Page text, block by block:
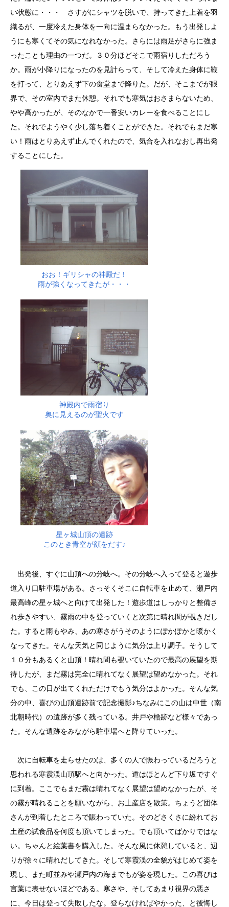
い状態に・・・ さすがにシャツを脱いで、持ってきた上着を羽
織るが、一度冷えた身体を一向に温まらなかった。もう出発しよ
うにも寒くてその気になれなかった。さらには雨足がさらに強ま
ったことも理由の一つだ。３０分ほどそこで雨宿りしただろう
か。雨が小降りになったのを見計らって、そして冷えた身体に鞭
を打って、とりあえず下の食堂まで降りた。だが、そこまでが眼
界で、その室内でまた休憩。それでも寒気はおさまらないため、
やや高かったが、そのなかで一番安いカレーを食べることにし
た。それでようやく少し落ち着くことができた。それでもまだ寒
い！雨はとりあえず止んでくれたので、気合を入れなおし再出発
することにした。
おお！ギリシャの神殿だ！
雨が強くなってきたが・・・
神殿内で雨宿り
奥に見えるのが聖火です
星ヶ城山頂の遺跡
このとき青空が顔をだす♪
出発後、すぐに山頂への分岐へ。その分岐へ入って登ると遊歩
道入り口駐車場がある。さっそくそこに自転車を止めて、瀬戸内
最高峰の星ヶ城へと向けて出発した！遊歩道はしっかりと整備さ
れ歩きやすい、霧雨の中を登っていくと次第に晴れ間が覗きだし
た。すると雨もやみ、あの寒さがうそのようにぽかぽかと暖かく
なってきた。そんな天気と同じように気分は上り調子。そうして
１０分もあるくと山頂！晴れ間も覗いていたので最高の展望を期
待したが、まだ霧は完全に晴れてなく展望は望めなかった。それ
でも、この日が出てくれただけでもう気分はよかった。そんな気
分の中、喜びの山頂遺跡前で記念撮影♪ちなみにこの山は中世（南
北朝時代）の遺跡が多く残っている。井戸や櫓跡など様々であっ
た。そんな遺跡をみながら駐車場へと降りていった。
次に自転車を走らせたのは、多くの人で賑わっているだろうと
思われる寒霞渓山頂駅へと向かった。道はほとんど下り坂ですぐ
に到着。ここでもまだ霧は晴れてなく展望は望めなかったが、そ
の霧が晴れることを願いながら、お土産店を散策。ちょうど団体
さんが到着したところで賑わっていた。そのどさくさに紛れてお
土産の試食品を何度も頂いてしまった。でも頂いてばかりではな
い。ちゃんと絵葉書を購入した。そんな風に休憩していると、辺
りが徐々に晴れだしてきた。そして寒霞渓の全貌がはじめて姿を
現し、また町並みや瀬戸内の海までもが姿を現した。この喜びは
言葉に表せないほどである。寒さや、そしてあまり視界の悪さ
に、今日は登って失敗したな。登らなければやかった、と後悔し